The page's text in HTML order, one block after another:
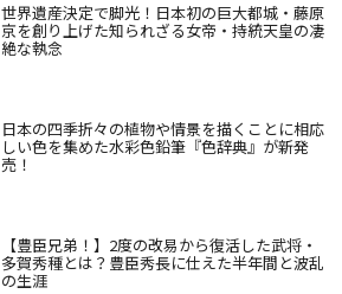
世界遺産決定で脚光！日本初の巨大都城・藤原
京を創り上げた知られざる女帝・持統天皇の凄
絶な執念
日本の四季折々の植物や情景を描くことに相応
しい色を集めた水彩色鉛筆『色辞典』が新発
売！
【豊臣兄弟！】2度の改易から復活した武将・
多賀秀種とは？豊臣秀長に仕えた半年間と波乱
の生涯